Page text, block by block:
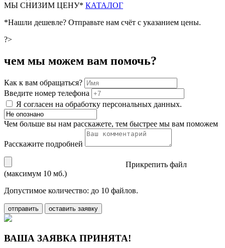
МЫ СНИЗИМ ЦЕНУ* КАТАЛОГ
*Нашли дешевле? Отправьте нам счёт с указанием цены.
?>
чем мы можем вам помочь?
Как к вам обращаться?
Введите номер телефона
Я согласен на обработку персональных данных.
Чем больше вы нам расскажете, тем быстрее мы вам поможем
Расскажите подробней
Прикрепить файл
(максимум 10 мб.)
Допустимое количество: до 10 файлов.
отправить оставить заявку
ВАША ЗАЯВКА ПРИНЯТА!